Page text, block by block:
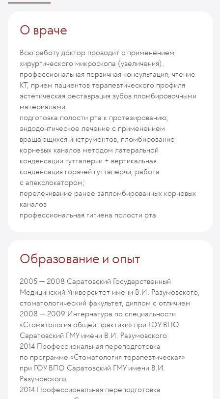
О враче
Всю работу доктор проводит с применением
хирургического микроскопа (увеличения).
профессиональная первичная консультация, чтение
КТ, прием пациентов терапевтического профиля
эстетическая реставрация зубов пломбировочными
материалами
подготовка полости рта к протезированию;
эндодонтическое лечение с применением
вращающихся инструментов, пломбирование
корневых каналов методом латеральной
конденсации гуттаперчи + вертикальная
конденсация горячей гуттаперчи, работа
с апекслокатором;
перелечивание ранее запломбированных корневых
каналов
профессиональная гигиена полости рта
Образование и опыт
2005 — 2008 Саратовский Государственный
Медицинский Университет имени В.И. Разумовского,
стоматологический факультет, диплом с отличием
2008 — 2009 Интернатура по специальности
«Стоматология общей практики» при ГОУ ВПО
Саратовский ГМУ имени В.И. Разумовского
2014 Профессиональная переподготовка
по программе «Стоматология терапевтическая»
при ГОУ ВПО Саратовский ГМУ имени В.И.
Разумовского
2014 Профессиональная переподготовка